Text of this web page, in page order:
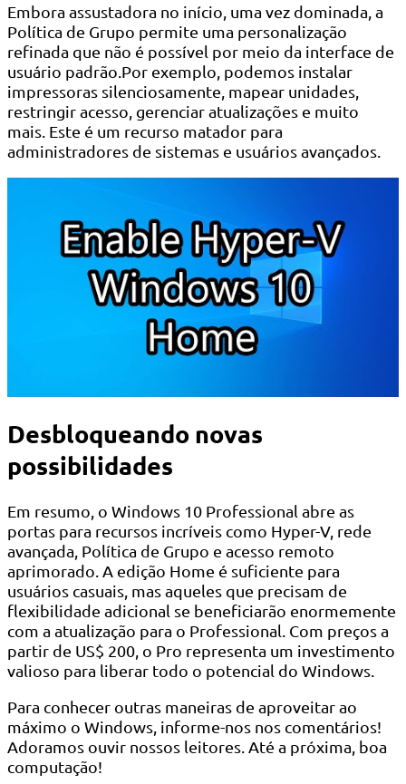
Embora assustadora no início, uma vez dominada, a
Política de Grupo permite uma personalização
refinada que não é possível por meio da interface de
usuário padrão.Por exemplo, podemos instalar
impressoras silenciosamente, mapear unidades,
restringir acesso, gerenciar atualizações e muito
mais. Este é um recurso matador para
administradores de sistemas e usuários avançados.
Desbloqueando novas
possibilidades
Em resumo, o Windows 10 Professional abre as
portas para recursos incríveis como Hyper-V, rede
avançada, Política de Grupo e acesso remoto
aprimorado. A edição Home é suficiente para
usuários casuais, mas aqueles que precisam de
flexibilidade adicional se beneficiarão enormemente
com a atualização para o Professional. Com preços a
partir de US$ 200, o Pro representa um investimento
valioso para liberar todo o potencial do Windows.
Para conhecer outras maneiras de aproveitar ao
máximo o Windows, informe-nos nos comentários!
Adoramos ouvir nossos leitores. Até a próxima, boa
computação!